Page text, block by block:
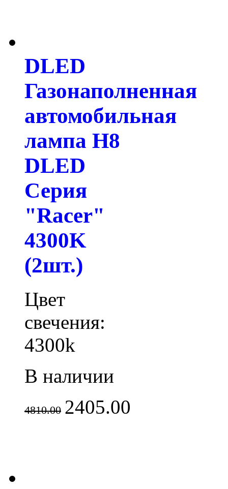
DLED
Газонаполненная
автомобильная
лампа H8
DLED
Серия
"Racer"
4300K
(2шт.)
Цвет
свечения:
4300k
В наличии
4810.00 2405.00